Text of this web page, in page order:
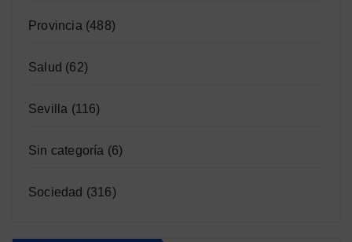
Provincia (488)
Salud (62)
Sevilla (116)
Sin categoría (6)
Sociedad (316)